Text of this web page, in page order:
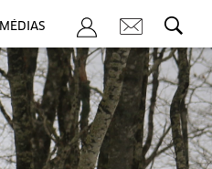
MÉDIAS